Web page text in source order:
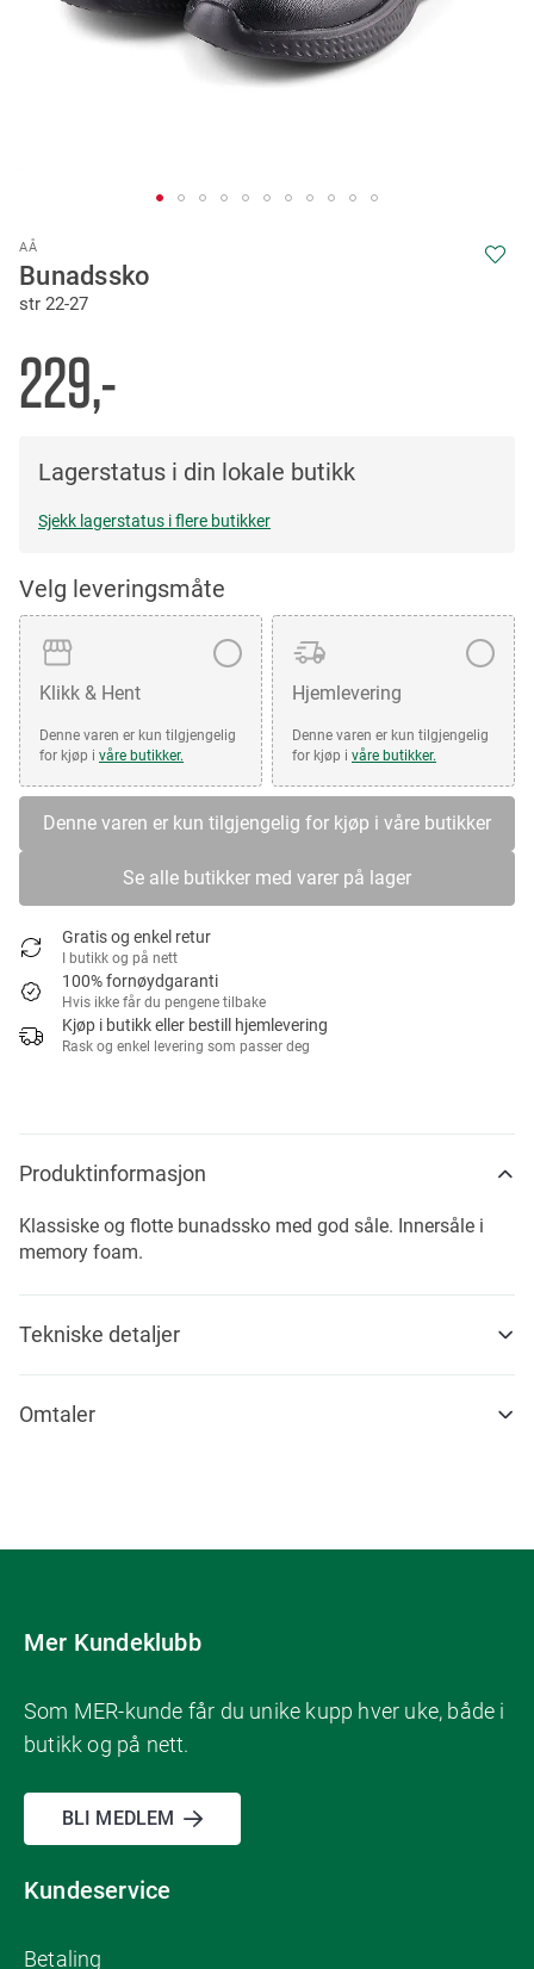
AÅ
Bunadssko
str 22-27
229,-
Lagerstatus i din lokale butikk
Sjekk lagerstatus i flere butikker
Velg leveringsmåte
Klikk & Hent
Denne varen er kun tilgjengelig
for kjøp i våre butikker.
Hjemlevering
Denne varen er kun tilgjengelig
for kjøp i våre butikker.
Denne varen er kun tilgjengelig for kjøp i våre butikker
Se alle butikker med varer på lager
Gratis og enkel retur
I butikk og på nett
100% fornøydgaranti
Hvis ikke får du pengene tilbake
Kjøp i butikk eller bestill hjemlevering
Rask og enkel levering som passer deg
to
the
beginning
the
images
gallery
Produktinformasjon
Klassiske og flotte bunadssko med god såle. Innersåle i
memory foam.
Tekniske detaljer
Omtaler
Mer Kundeklubb
Som MER-kunde får du unike kupp hver uke, både i
butikk og på nett.
BLI MEDLEM
Kundeservice
Betaling